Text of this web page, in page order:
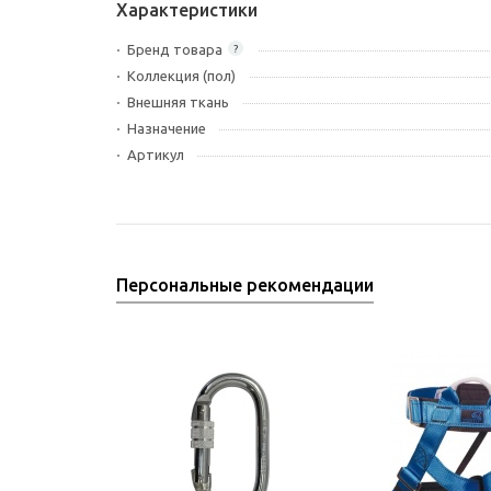
Характеристики
?
Бренд товара
Коллекция (пол)
Внешняя ткань
Назначение
Артикул
Персональные рекомендации